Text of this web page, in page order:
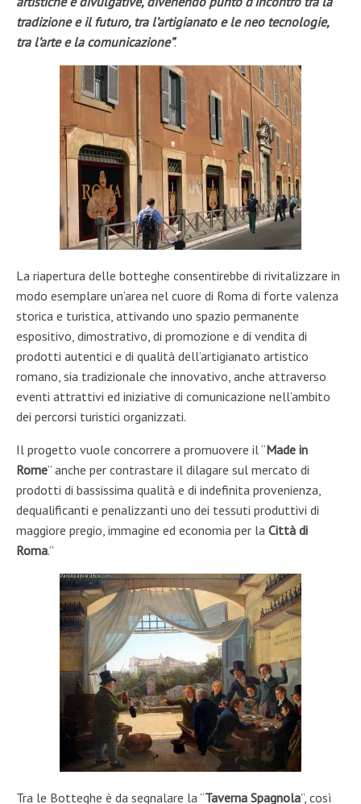
tradizione e il futuro, tra l’artigianato e le neo tecnologie,
tra l’arte e la comunicazione”.
La riapertura delle botteghe consentirebbe di rivitalizzare in
modo esemplare un’area nel cuore di Roma di forte valenza
storica e turistica, attivando uno spazio permanente
espositivo, dimostrativo, di promozione e di vendita di
prodotti autentici e di qualità dell’artigianato artistico
romano, sia tradizionale che innovativo, anche attraverso
eventi attrattivi ed iniziative di comunicazione nell’ambito
dei percorsi turistici organizzati.
Il progetto vuole concorrere a promuovere il “Made in
Rome” anche per contrastare il dilagare sul mercato di
prodotti di bassissima qualità e di indefinita provenienza,
dequalificanti e penalizzanti uno dei tessuti produttivi di
maggiore pregio, immagine ed economia per la Città di
Roma.”
Tra le Botteghe è da segnalare la “Taverna Spagnola”, così